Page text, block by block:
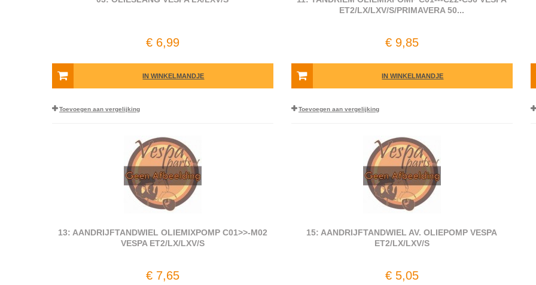
€ 6,99
IN WINKELMANDJE
Toevoegen aan vergelijking
ET2/LX/LXV/S/PRIMAVERA 50...
€ 9,85
IN WINKELMANDJE
Toevoegen aan vergelijking
13: AANDRIJFTANDWIEL OLIEMIXPOMP C01>>-M02
VESPA ET2/LX/LXV/S
€ 7,65
15: AANDRIJFTANDWIEL AV. OLIEPOMP VESPA
ET2/LX/LXV/S
€ 5,05